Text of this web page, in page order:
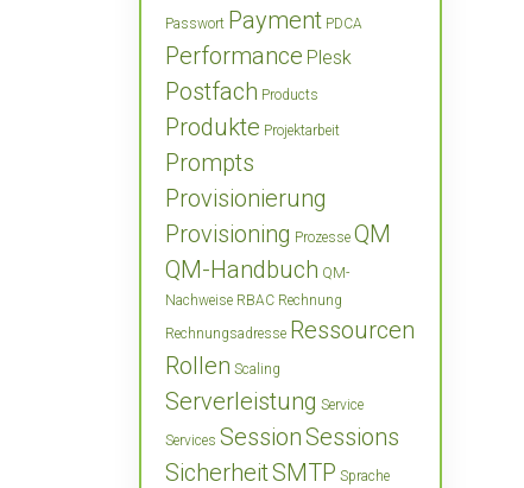
Passwort Payment PDCA
Performance Plesk
Postfach Products
Produkte Projektarbeit
Prompts
Provisionierung
Provisioning Prozesse QM
QM-Handbuch QM-
Nachweise RBAC Rechnung
Rechnungsadresse Ressourcen
Rollen Scaling
Serverleistung Service
Services SessionSessions
SicherheitSMTP Sprache